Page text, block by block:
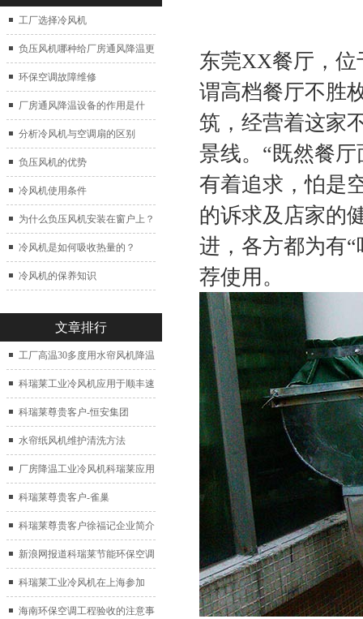
工厂选择冷风机
负压风机哪种给厂房通风降温更
好？
环保空调故障维修
厂房通风降温设备的作用是什
么？
分析冷风机与空调扇的区别
负压风机的优势
冷风机使用条件
为什么负压风机安装在窗户上？
冷风机是如何吸收热量的？
冷风机的保养知识
文章排行
工厂高温30多度用水帘风机降温
科瑞莱工业冷风机应用于顺丰速
运仓库通风降温
科瑞莱尊贵客户-恒安集团
水帘纸风机维护清洗方法
厂房降温工业冷风机科瑞莱应用
于广州制鞋厂
科瑞莱尊贵客户-雀巢
科瑞莱尊贵客户徐福记企业简介
新浪网报道科瑞莱节能环保空调
扇
科瑞莱工业冷风机在上海参加
2017中国制冷展
海南环保空调工程验收的注意事
东莞XX餐厅，
谓高档餐厅不胜
筑，经营着这家
景线。“既然餐
有着追求，怕是
的诉求及店家的
进，各方都为有
荐使用。